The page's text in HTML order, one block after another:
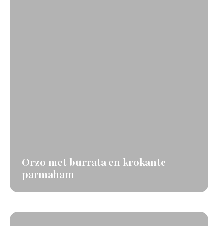
Orzo met burrata en krokante
parmaham